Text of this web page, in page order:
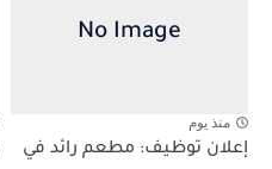
منذ يوم
إعلان توظيف: مطعم رائد في